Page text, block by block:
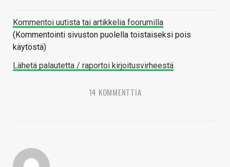
Kommentoi uutista tai artikkelia foorumilla
(Kommentointi sivuston puolella toistaiseksi pois
käytöstä)
Lähetä palautetta / raportoi kirjoitusvirheestä
14 KOMMENTTIA